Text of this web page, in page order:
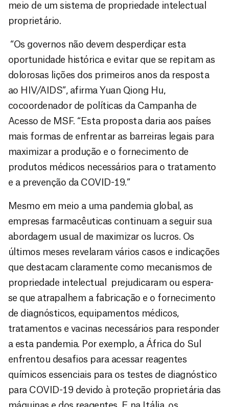
meio de um sistema de propriedade intelectual
proprietário.
“Os governos não devem desperdiçar esta
oportunidade histórica e evitar que se repitam as
dolorosas lições dos primeiros anos da resposta
ao HIV/AIDS”, afirma Yuan Qiong Hu,
cocoordenador de políticas da Campanha de
Acesso de MSF. “Esta proposta daria aos países
mais formas de enfrentar as barreiras legais para
maximizar a produção e o fornecimento de
produtos médicos necessários para o tratamento
e a prevenção da COVID-19.”
Mesmo em meio a uma pandemia global, as
empresas farmacêuticas continuam a seguir sua
abordagem usual de maximizar os lucros. Os
últimos meses revelaram vários casos e indicações
que destacam claramente como mecanismos de
propriedade intelectual prejudicaram ou espera-
se que atrapalhem a fabricação e o fornecimento
de diagnósticos, equipamentos médicos,
tratamentos e vacinas necessários para responder
a esta pandemia. Por exemplo, a África do Sul
enfrentou desafios para acessar reagentes
químicos essenciais para os testes de diagnóstico
para COVID-19 devido à proteção proprietária das